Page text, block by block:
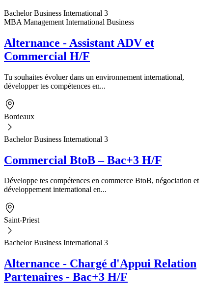
Bachelor Business International 3
MBA Management International Business
Alternance - Assistant ADV et
Commercial H/F
Tu souhaites évoluer dans un environnement international,
développer tes compétences en...
Bordeaux
Bachelor Business International 3
Commercial BtoB – Bac+3 H/F
Développe tes compétences en commerce BtoB, négociation et
développement international en...
Saint-Priest
Bachelor Business International 3
Alternance - Chargé d'Appui Relation
Partenaires - Bac+3 H/F